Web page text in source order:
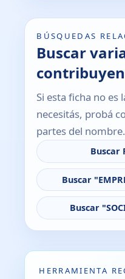
BÚSQUEDAS
Buscar
Si esta ficha no es
necesitás, probá
partes del nombre.
Buscar
Buscar
Buscar
HERRAMIENTA